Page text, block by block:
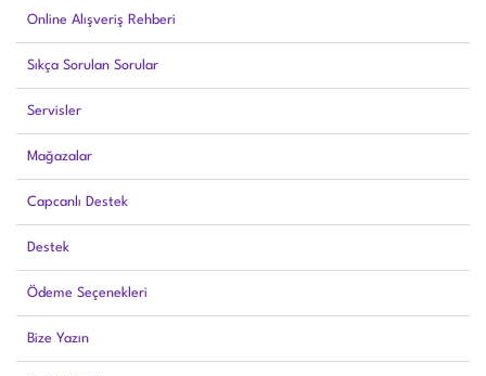
Online Alışveriş Rehberi
Sıkça Sorulan Sorular
Servisler
Mağazalar
Capcanlı Destek
Destek
Ödeme Seçenekleri
Bize Yazın